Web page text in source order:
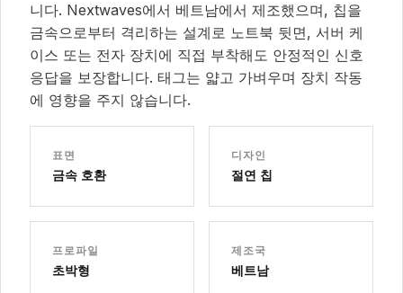
니다. Nextwaves에서 베트남에서 제조했으며, 칩을
금속으로부터 격리하는 설계로 노트북 뒷면, 서버 케
이스 또는 전자 장치에 직접 부착해도 안정적인 신호
응답을 보장합니다. 태그는 얇고 가벼우며 장치 작동
에 영향을 주지 않습니다.
표면
금속 호환
디자인
절연 칩
프로파일
초박형
제조국
베트남